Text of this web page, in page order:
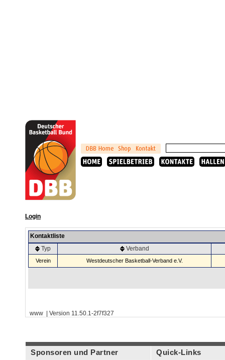
Login
Kontaktliste
Typ
Verband
Verein Westdeutscher Basketball-Verband e.V.
www | Version 11.50.1-2f7f327
Sponsoren und Partner Quick-Links